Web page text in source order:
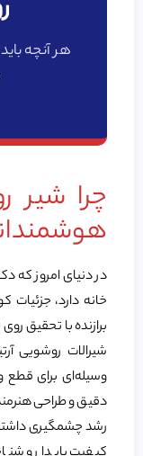
هر آنچه
چرا شیر
در دنیای امروز که
خانه دارد، جزئیات
شیرالات روشویی
وسیله‌ای برای
دقیق و طراحی
رشد چشمگیری